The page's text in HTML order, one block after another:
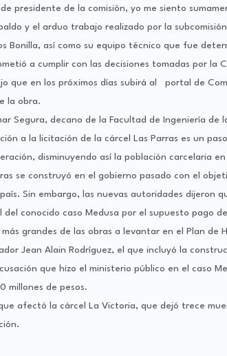
presidente de la comisión, yo me siento
y el arduo trabajo realizado por la
Bonilla, así como su equipo técnico que fue
a cumplir con las decisiones tomadas por la
que en los próximos días subirá al portal de
la obra.
Segura, decano de la Facultad de Ingeniería de
a la licitación de la cárcel Las Parras es un
disminuyendo así la población carcelaria
se construyó en el gobierno pasado con el
Sin embargo, las nuevas autoridades dijeron
del conocido caso Medusa por el supuesto pago
más grandes de las obras a levantar en el Plan de
Jean Alain Rodríguez, el que incluyó la
que hizo el ministerio público en el caso
millones de pesos.
afectó la cárcel La Victoria, que dejó trece